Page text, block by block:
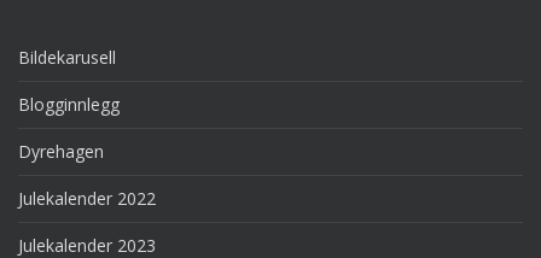
Bildekarusell
Blogginnlegg
Dyrehagen
Julekalender 2022
Julekalender 2023